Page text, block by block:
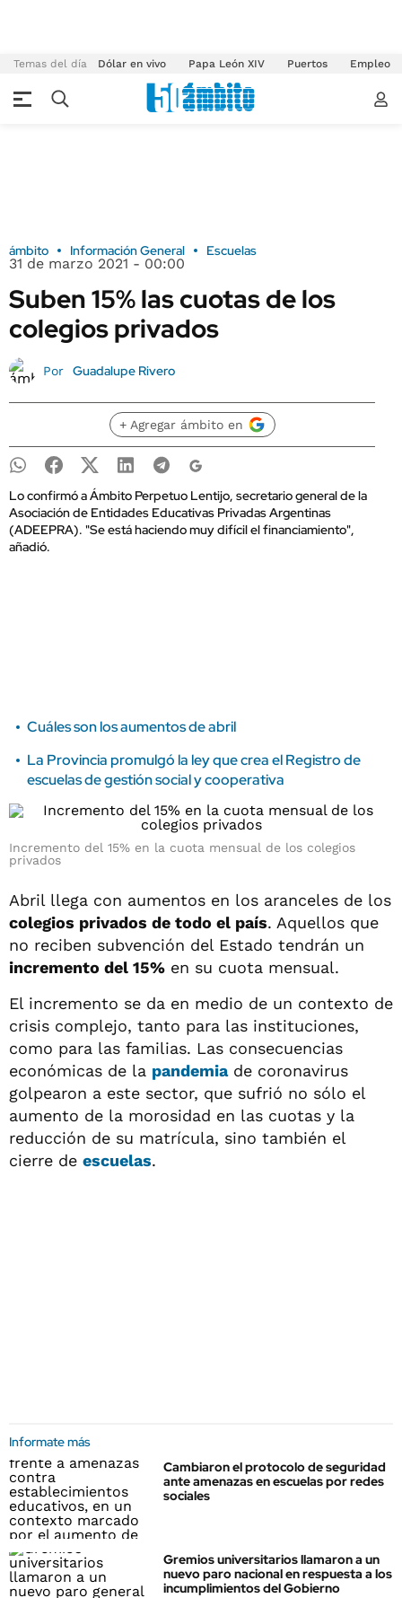
Temas del día Dólar en vivo Papa León XIV Puertos Empleo
ámbito Información General Escuelas
31 de marzo 2021 - 00:00
Suben 15% las cuotas de los
colegios privados
Por Guadalupe Rivero
+ Agregar ámbito en
Lo confirmó a Ámbito Perpetuo Lentijo, secretario general de la
Asociación de Entidades Educativas Privadas Argentinas
(ADEEPRA). "Se está haciendo muy difícil el financiamiento",
añadió.
Cuáles son los aumentos de abril
La Provincia promulgó la ley que crea el Registro de
escuelas de gestión social y cooperativa
Incremento del 15% en la cuota mensual de los colegios
privados
Abril llega con aumentos en los aranceles de los
colegios privados de todo el país. Aquellos que
no reciben subvención del Estado tendrán un
incremento del 15% en su cuota mensual.
El incremento se da en medio de un contexto de
crisis complejo, tanto para las instituciones,
como para las familias. Las consecuencias
económicas de la pandemiade coronavirus
golpearon a este sector, que sufrió no sólo el
aumento de la morosidad en las cuotas y la
reducción de su matrícula, sino también el
cierre de escuelas.
Informate más
Cambiaron el protocolo de seguridad
ante amenazas en escuelas por redes
sociales
Gremios universitarios llamaron a un
nuevo paro nacional en respuesta a los
incumplimientos del Gobierno